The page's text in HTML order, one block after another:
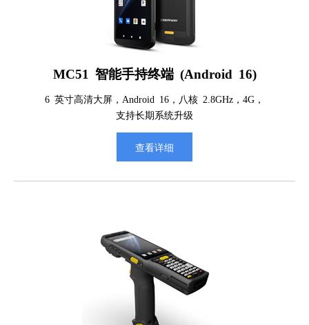
MC51 智能手持终端 (Android 16)
6 英寸高清大屏，Android 16，八核 2.8GHz，4G，
支持长期系统升级
查看详细